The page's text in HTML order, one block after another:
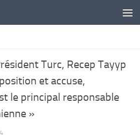
Turc, Recep Tayyp
et accuse,
le principal responsable
»